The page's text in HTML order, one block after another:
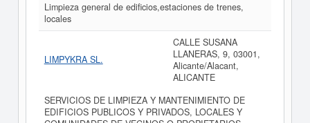
Limpieza general de edificios,estaciones de trenes,
locales
LIMPYKRA SL.
CALLE SUSANA
LLANERAS, 9, 03001,
Alicante/Alacant,
ALICANTE
SERVICIOS DE LIMPIEZA Y MANTENIMIENTO DE
EDIFICIOS PUBLICOS Y PRIVADOS, LOCALES Y